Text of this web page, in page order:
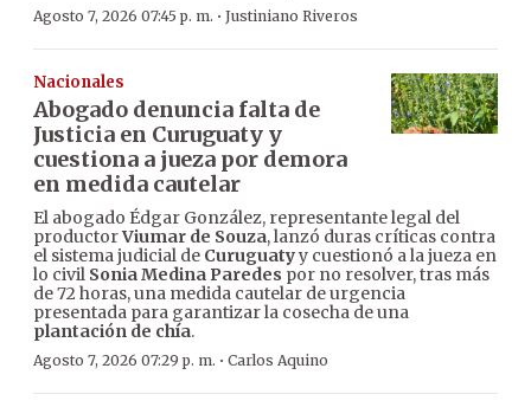
Agosto 7, 2026 07:45 p. m. · Justiniano Riveros
Nacionales
Abogado denuncia falta de
Justicia en Curuguaty y
cuestiona a jueza por demora
en medida cautelar
El abogado Édgar González, representante legal del
productorViumar de Souza, lanzó duras críticas contra
el sistema judicial de Curuguatyy cuestionó a la jueza en
lo civil Sonia Medina Paredes por no resolver, tras más
de 72 horas, una medida cautelar de urgencia
presentada para garantizar la cosecha de una
plantación de chía.
Agosto 7, 2026 07:29 p. m. · Carlos Aquino